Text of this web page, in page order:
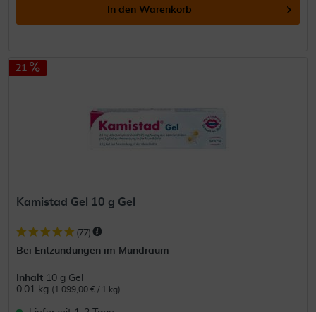
In den Warenkorb
21
Kamistad Gel 10 g Gel
(77)
Bei Entzündungen im Mundraum
Inhalt 10 g Gel
0.01 kg (1.099,00 € / 1 kg)